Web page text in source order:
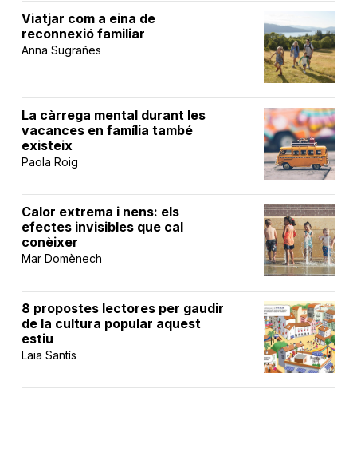
Viatjar com a eina de
reconnexió familiar
Anna Sugrañes
La càrrega mental durant les
vacances en família també
existeix
Paola Roig
Calor extrema i nens: els
efectes invisibles que cal
conèixer
Mar Domènech
8 propostes lectores per gaudir
de la cultura popular aquest
estiu
Laia Santís